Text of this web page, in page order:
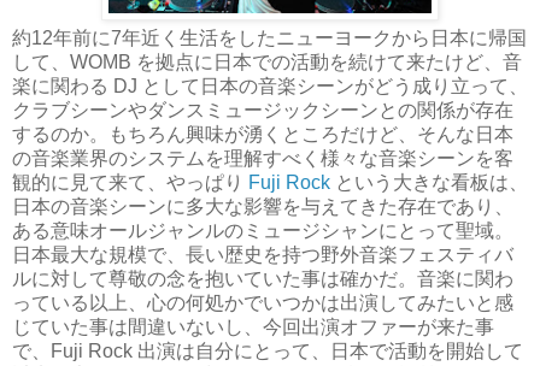
約12年前に7年近く生活をしたニューヨークから日本に帰国
して、WOMB を拠点に日本での活動を続けて来たけど、音
楽に関わる DJ として日本の音楽シーンがどう成り立って、
クラブシーンやダンスミュージックシーンとの関係が存在
するのか。もちろん興味が湧くところだけど、そんな日本
の音楽業界のシステムを理解すべく様々な音楽シーンを客
観的に見て来て、やっぱり Fuji Rock という大きな看板は、
日本の音楽シーンに多大な影響を与えてきた存在であり、
ある意味オールジャンルのミュージシャンにとって聖域。
日本最大な規模で、長い歴史を持つ野外音楽フェスティバ
ルに対して尊敬の念を抱いていた事は確かだ。音楽に関わ
っている以上、心の何処かでいつかは出演してみたいと感
じていた事は間違いないし、今回出演オファーが来た事
で、Fuji Rock 出演は自分にとって、日本で活動を開始して